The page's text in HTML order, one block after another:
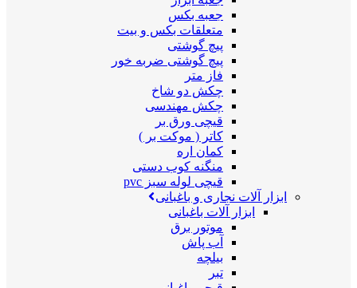
جعبه بکس
متعلقات بکس و بیت
پیچ گوشتی
پیچ گوشتی ضربه خور
فاز متر
چکش دو شاخ
چکش مهندسی
قیچی ورق بر
کاتر ( موکت بر )
کمان اره
منگنه کوب دستی
قیچی لوله سبز pvc
ابزار آلات نجاری و باغبانی
ابزار آلات باغبانی
موتور برق
آب پاش
بیلچه
تبر